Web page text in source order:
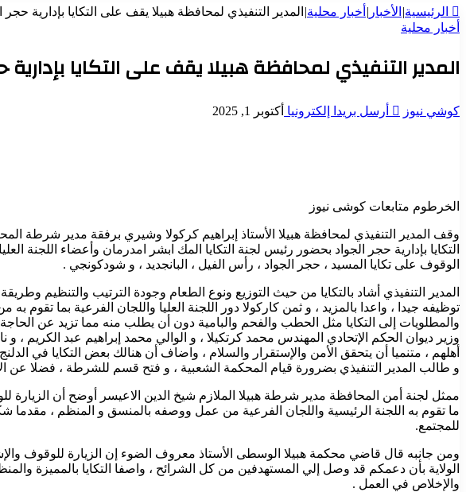
الرئيسية| الأخبار | أخبار محلية| المدير التنفيذي لمحافظة هبيلا يقف على التكايا بإدارية حجر
أخبار محلية
المدير التنفيذي لمحافظة هبيلا يقف على التكايا بإدارية
كوشي نيوز أرسل بريدا إلكترونيا أكتوبر 1, 2025
الخرطوم متابعات كوشى نيوز
وقف المدير التنفيذي لمحافظة هبيلا الأستاذ إبراهيم كركولا وشيري برفقة مدير
التكايا بإدارية حجر الجواد بحضور رئيس لجنة التكايا المك ابشر امدرمان وأعضاء اللجنة
الوقوف على تكايا المسيد ، حجر الجواد ، رأس الفيل ، البانجديد ، و شودكونجي .
توظيفه جيدا ، واعدا بالمزيد ، و ثمن كاركولا دور اللجنة العليا واللجان الفرعية بما
والمطلويات إلى التكايا مثل الحطب والفحم والبامية دون أن يطلب منه مما تزيد عن
وزير ديوان الحكم الإتحادي المهندس محمد كرتكيلا ، و الوالي محمد إبراهيم عبد الكريم ،
أهلهم ، متنميا أن يتحقق الأمن والإستقرار والسلام ، واضاف أن هنالك بعض التكايا في
و طالب المدير التنفيذي بضرورة قيام المحكمة الشعبية ، و فتح قسم للشرطة ، فضلا عن
ممثل لجنة أمن المحافظة مدير شرطة هبيلا الملازم شيخ الدين الاعيسر أوضح أن الزيارة
ما تقوم به اللجنة الرئيسية واللجان الفرعية من عمل ووصفه بالمنسق و المنظم ،
للمجتمع.
ومن جانبه قال قاضي محكمة هبيلا الوسطى الأستاذ معروف الضوء إن الزيارة للوقوف
الولاية بأن دعمكم قد وصل إلي المستهدفين من كل الشرائح ، واصفا التكايا بالمميزة
والإخلاص في العمل .